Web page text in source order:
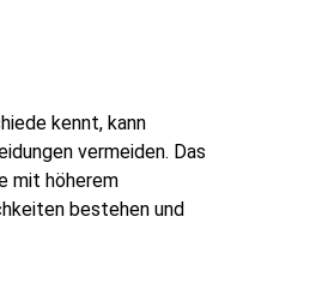
kennt, kann
vermeiden. Das
mit höherem
bestehen und